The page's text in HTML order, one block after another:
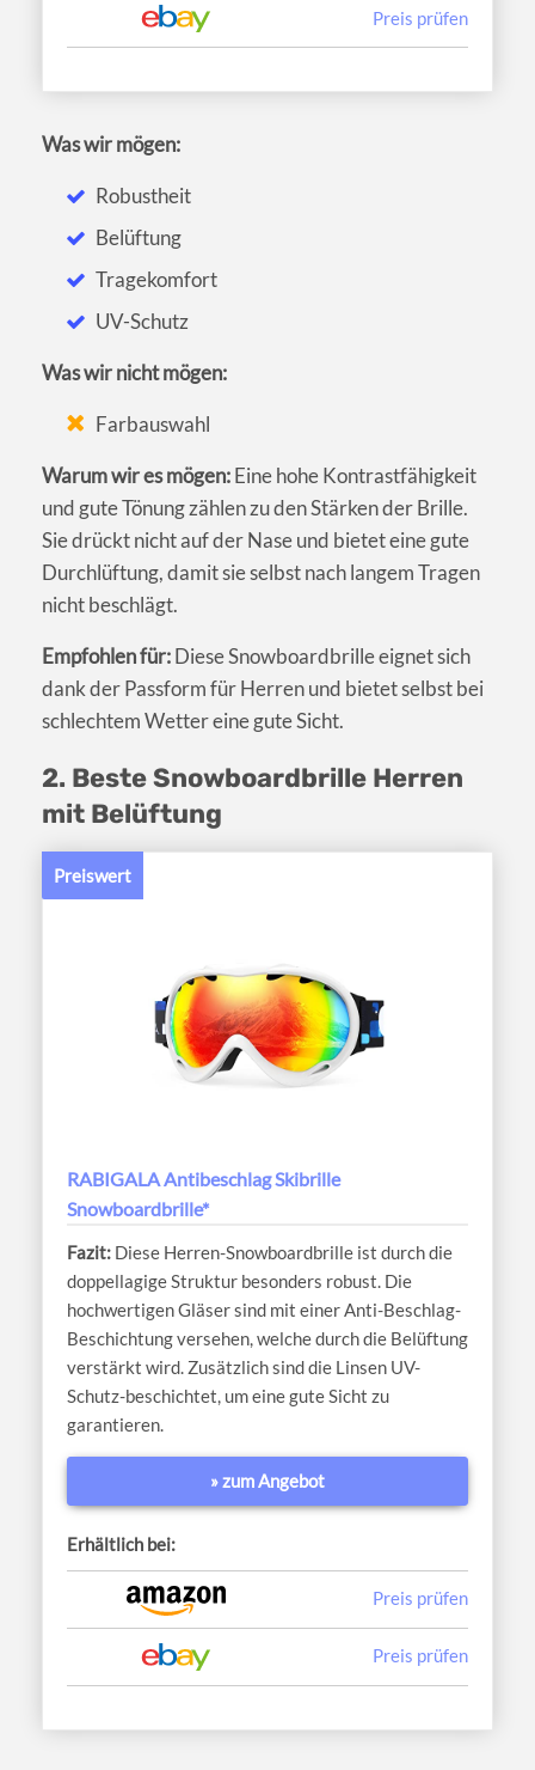
Preis prüfen
Was wir mögen:
Robustheit
Belüftung
Tragekomfort
UV-Schutz
Was wir nicht mögen:
Farbauswahl
Warum wir es mögen:Eine hohe Kontrastfähigkeit
und gute Tönung zählen zu den Stärken der Brille.
Sie drückt nicht auf der Nase und bietet eine gute
Durchlüftung, damit sie selbst nach langem Tragen
nicht beschlägt.
Empfohlen für:Diese Snowboardbrille eignet sich
dank der Passform für Herren und bietet selbst bei
schlechtem Wetter eine gute Sicht.
2. Beste Snowboardbrille Herren
mit Belüftung
Preiswert
RABIGALA Antibeschlag Skibrille
Snowboardbrille*
Diese Herren-Snowboardbrille ist durch die
doppellagige Struktur besonders robust. Die
hochwertigen Gläser sind mit einer Anti-Beschlag-
Beschichtung versehen, welche durch die Belüftung
verstärkt wird. Zusätzlich sind die Linsen UV-
Schutz-beschichtet, um eine gute Sicht zu
garantieren.
» zum Angebot
Erhältlich bei:
Preis prüfen
Preis prüfen